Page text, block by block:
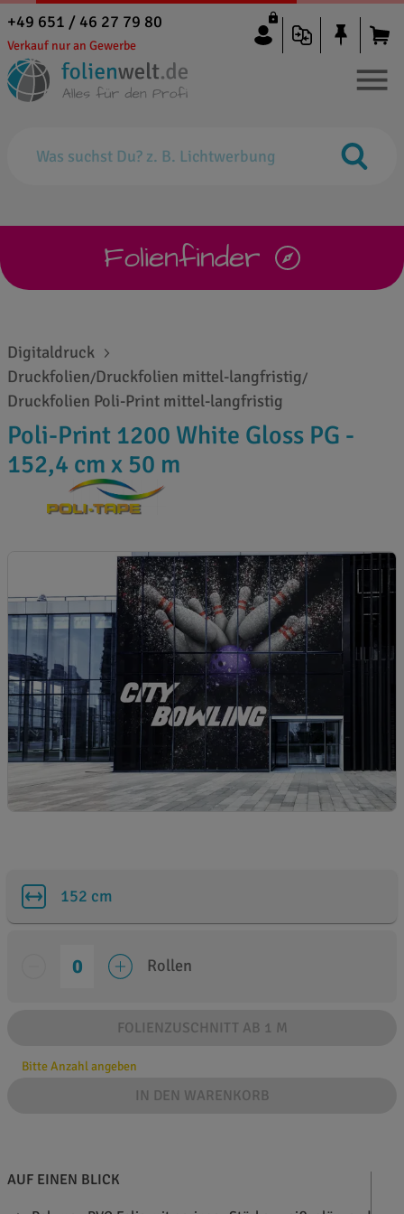
+49 651 / 46 27 79 80
Verkauf nur an Gewerbe
Folienfinder
Digitaldruck
Druckfolien/Druckfolien mittel-langfristig/
Druckfolien Poli-Print mittel-langfristig
Poli-Print 1200 White Gloss PG -
152,4 cm x 50 m
152 cm
Rollen
FOLIENZUSCHNITT AB 1 M
Bitte Anzahl angeben
IN DEN WARENKORB
AUF EINEN BLICK